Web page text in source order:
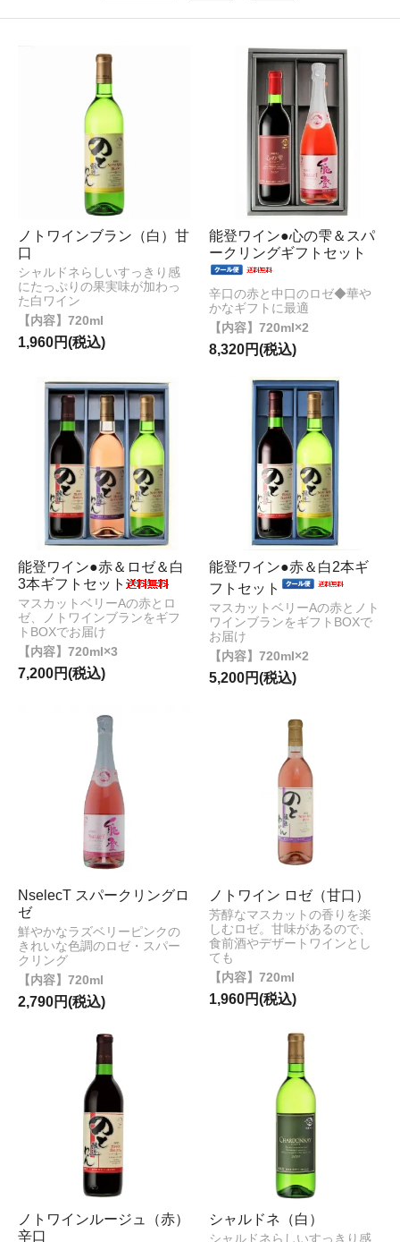
ノトワインブラン（白）甘
口
シャルドネらしいすっきり感
にたっぷりの果実味が加わっ
た白ワイン
720ml
1,960円(税込)
能登ワイン●心の雫＆スパ
ークリングギフトセット
辛口の赤と中口のロゼ◆華や
かなギフトに最適
720ml×2
8,320円(税込)
能登ワイン●赤＆ロゼ＆白
3本ギフトセット
マスカットベリーAの赤とロ
ゼ、ノトワインブランをギフ
トBOXでお届け
720ml×3
7,200円(税込)
能登ワイン●赤＆白2本ギ
フトセット
マスカットベリーAの赤とノト
ワインブランをギフトBOXで
お届け
720ml×2
5,200円(税込)
NselecT スパークリングロ
ゼ
鮮やかなラズベリーピンクの
きれいな色調のロゼ・スパー
クリング
720ml
2,790円(税込)
ノトワイン ロゼ（甘口）
芳醇なマスカットの香りを楽
しむロゼ。甘味があるので、
食前酒やデザートワインとし
ても
720ml
1,960円(税込)
ノトワインルージュ（赤）
辛口
シャルドネ（白）
シャルドネらしいすっきり感